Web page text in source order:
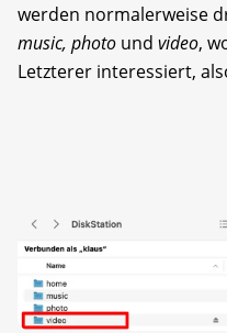
werden normalerweise
music, photo und video,
Letzterer interessiert,